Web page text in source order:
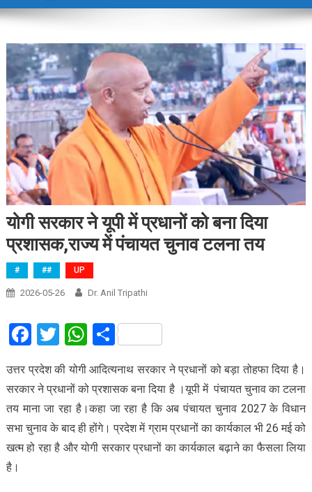
योगी सरकार ने यूपी में प्रधानों को बना दिया
प्रशासक,राज्य में पंचायत चुनाव टलना तय
# ## UP
2026-05-26 Dr. Anil Tripathi
Facebook
Twitter
WhatsApp
Share
उत्तर प्रदेश की योगी आदित्यनाथ सरकार ने प्रधानों को बड़ा तोहफा दिया है।
सरकार ने प्रधानों को प्रशासक बना दिया है ।यूपी में पंचायत चुनाव का टलना
तय माना जा रहा है।कहा जा रहा है कि अब पंचायत चुनाव 2027 के विधान
सभा चुनाव के बाद ही होंगे। प्रदेश में ग्राम प्रधानों का कार्यकाल भी 26 मई को
खत्म हो रहा है और योगी सरकार प्रधानों का कार्यकाल बढ़ाने का फैसला लिया
है।